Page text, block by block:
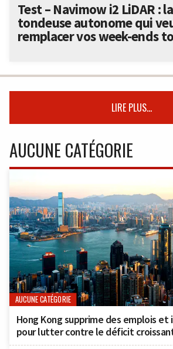
Test – Navimow i2 LiDAR : la
tondeuse autonome qui
remplacer vos week-ends
LIRE PLUS...
AUCUNE CATÉGORIE
AUCUNE CATÉGORIE
Hong Kong supprime des emplois et
pour lutter contre le déficit